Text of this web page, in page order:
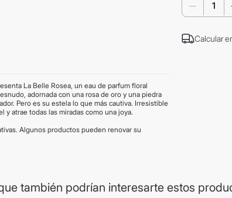
La Belle Rosea, un eau de parfum floral
adornada con una rosa de oro y una piedra
Pero es su estela lo que más cautiva. Irresistible
atrae todas las miradas como una joya.
Algunos productos pueden renovar su
－
Calcular
también podrían interesarte estos